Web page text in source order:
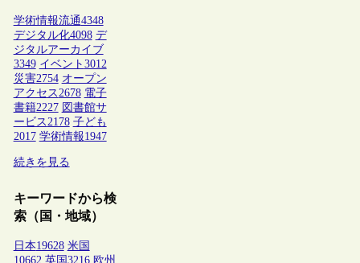
学術情報流通4348
デジタル化4098 デ
ジタルアーカイブ
3349 イベント 3012
災害2754 オープン
アクセス2678 電子
書籍2227 図書館サ
ービス2178 子ども
2017 学術情報1947
続きを見る
キーワードから検
索（国・地域）
日本19628 米国
10662 英国 3216 欧州